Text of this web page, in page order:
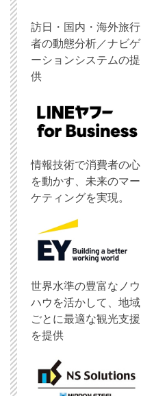
訪日・国内・海外旅行
者の動態分析／ナビゲ
ーションシステムの提
供
情報技術で消費者の心
を動かす、未来のマー
ケティングを実現。
世界水準の豊富なノウ
ハウを活かして、地域
ごとに最適な観光支援
を提供